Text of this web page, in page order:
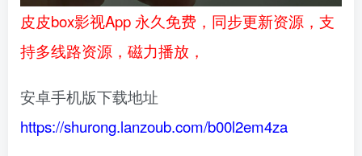
皮皮box影视App 永久免费，同步更新资源，支
持多线路资源，磁力播放，
安卓手机版下载地址
https://shurong.lanzoub.com/b00l2em4za